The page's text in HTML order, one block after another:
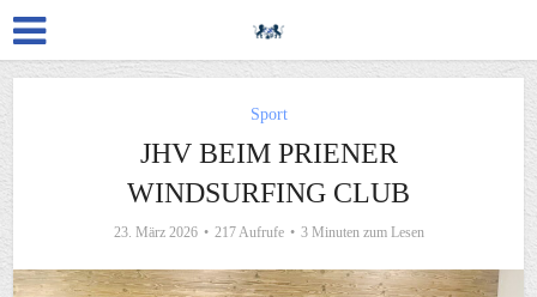
Sport
JHV BEIM PRIENER
WINDSURFING CLUB
23. März 2026 217 Aufrufe 3 Minuten zum Lesen